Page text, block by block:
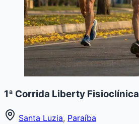
1ª Corrida Liberty Fisioclínica
Santa Luzia, Paraíba